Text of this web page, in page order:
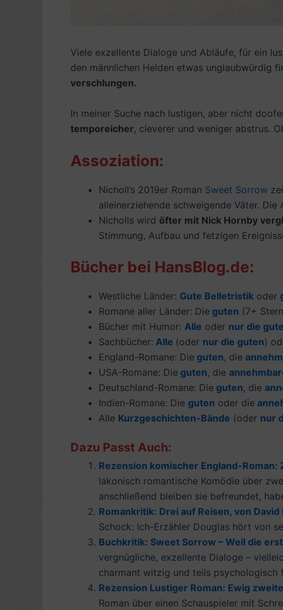
Viele exzellente Dialoge und Abläufe, für ein
den männlichen Helden etwas unglaubwürdig
verschlungen.
In meiner Suche nach lustigen, aber nicht
temporeicher, cleverer und weniger abstrus.
Assoziation:
Nicholl’s 2019er Roman Sweet Sorrow
alleinerziehende schweigende Väter.
Nicholls wird öfter mit Nick Hornby
Stimmung, Aufbau und fetzigen
Bücher bei HansBlog.de:
Westliche Länder: Gute Belletristik oder
Romane aller Länder: Die guten (7+
Bücher mit Humor: Alle oder nur die
Sachbücher: Alle (oder nur die guten)
England-Romane: Die guten, die
USA-Romane: Die guten, die
Deutschland-Romane: Die guten, die
Indien-Romane: Die guten oder die
Alle Kurzgeschichten-Bände (oder nur
Dazu Passt Auch:
Rezension komischer England-Roman:
lakonisch romantische Komödie über
anschließend bleiben sie befreundet,
Romankritik: Drei auf Reisen, von
Schock: Ich-Erzähler Douglas hört von
Buchkritik: Sweet Sorrow – Weil die
vergnügliche, exzellente Dialoge –
charmant witzig und teils psychologisch
Rezension Lustiger Roman: Ewig
Roman über einen Schauspieler mit